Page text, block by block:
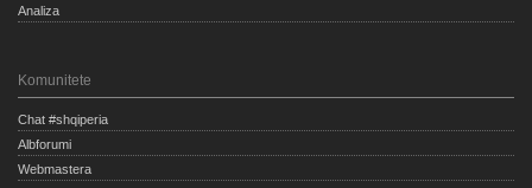
Analiza
Komunitete
Chat #shqiperia
Albforumi
Webmastera